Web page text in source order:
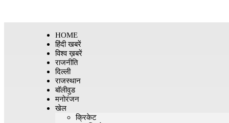
HOME
हिंदी खबरें
विश्व ख़बरें
राजनीति
दिल्ली
राजस्थान
बॉलीवुड
मनोरंजन
खेल
क्रिकेट